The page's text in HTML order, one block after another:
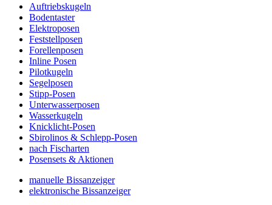
Auftriebskugeln
Bodentaster
Elektroposen
Feststellposen
Forellenposen
Inline Posen
Pilotkugeln
Segelposen
Stipp-Posen
Unterwasserposen
Wasserkugeln
Knicklicht-Posen
Sbirolinos & Schlepp-Posen
nach Fischarten
Posensets & Aktionen
manuelle Bissanzeiger
elektronische Bissanzeiger